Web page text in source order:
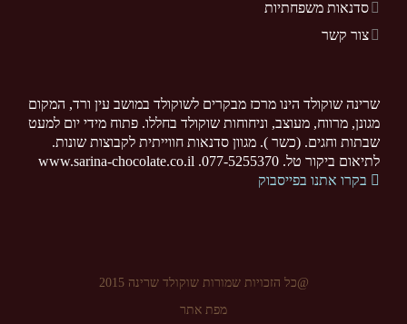
סדנאות משפחתיות
צור קשר
שרינה שוקולד הינו מרכז מבקרים לשוקולד במושב עין ורד, המקום
מגונן, מרווח, מעוצב, וניחוחות שוקולד בחללו. פתוח מידי יום למעט
שבתות וחגים. (כשר ). מגוון סדנאות חווייתית לקבוצות שונות.
לתיאום ביקור טל. 077-5255370. www.sarina-chocolate.co.il
בקרו אתנו בפייסבוק
@כל הזכויות שמורות שוקולד שרינה 2015
מפת אתר